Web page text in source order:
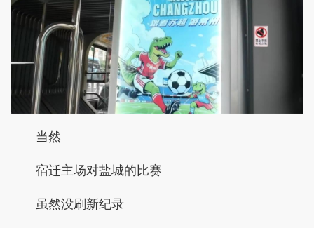
当然
宿迁主场对盐城的比赛
虽然没刷新纪录